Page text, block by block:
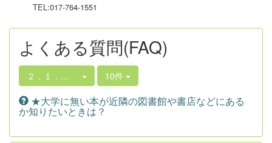
TEL:017-764-1551
よくある質問(FAQ)
２．１．他の図書館での探し方
10件
★大学に無い本が近隣の図書館や書店などにある
か知りたいときは？